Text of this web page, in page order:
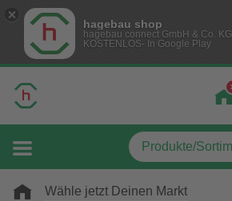
hagebau shop
hagebau connect GmbH & Co. KG
KOSTENLOS- In Google Play
Wähle jetzt Deinen Markt